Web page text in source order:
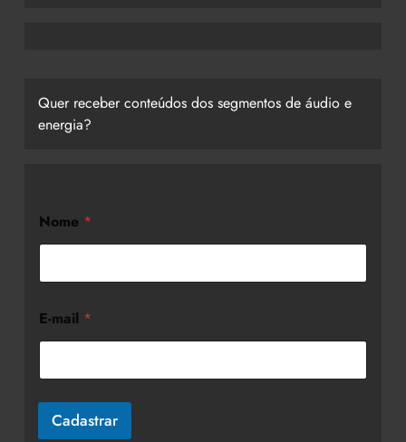
Quer receber conteúdos dos segmentos de áudio e
energia?
Nome *
E-mail *
Cadastrar